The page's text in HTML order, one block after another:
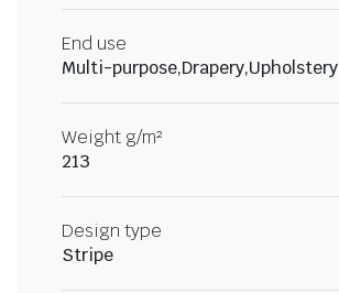
End use
Multi-purpose,Drapery,Upholstery
Weight g/m²
213
Design type
Stripe